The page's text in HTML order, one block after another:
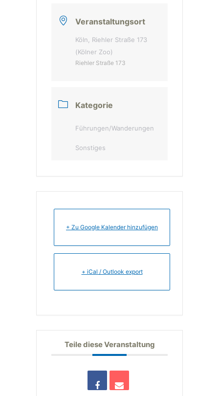
Veranstaltungsort
Köln, Riehler Straße 173
(Kölner Zoo)
Riehler Straße 173
Kategorie
Führungen/Wanderungen
Sonstiges
+ Zu Google Kalender hinzufügen
+ iCal / Outlook export
Teile diese Veranstaltung